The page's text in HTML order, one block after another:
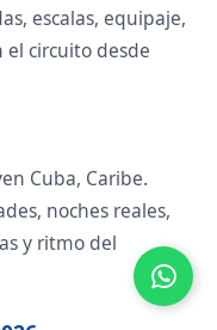
escalas, equipaje,
el circuito desde
Cuba, Caribe.
noches reales,
y ritmo del